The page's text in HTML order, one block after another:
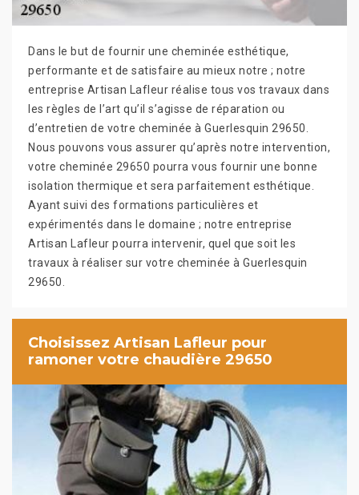
Dans le but de fournir une cheminée esthétique,
performante et de satisfaire au mieux notre ; notre
entreprise Artisan Lafleur réalise tous vos travaux dans
les règles de l’art qu’il s’agisse de réparation ou
d’entretien de votre cheminée à Guerlesquin 29650.
Nous pouvons vous assurer qu’après notre intervention,
votre cheminée 29650 pourra vous fournir une bonne
isolation thermique et sera parfaitement esthétique.
Ayant suivi des formations particulières et
expérimentés dans le domaine ; notre entreprise
Artisan Lafleur pourra intervenir, quel que soit les
travaux à réaliser sur votre cheminée à Guerlesquin
29650.
Choisissez Artisan Lafleur pour
ramoner votre chaudière 29650